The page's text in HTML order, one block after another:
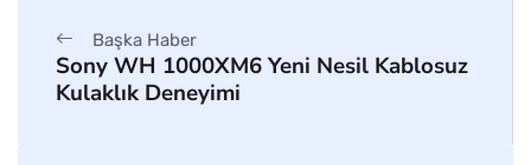
Başka Haber
Sony WH 1000XM6 Yeni Nesil Kablosuz
Kulaklık Deneyimi